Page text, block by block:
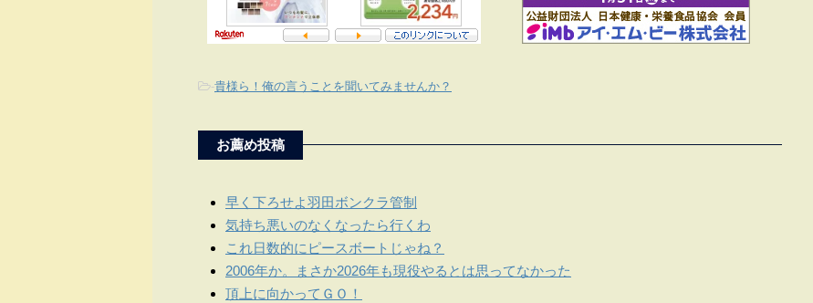
-貴様ら！俺の言うことを聞いてみませんか？
お薦め投稿
早く下ろせよ羽田ボンクラ管制
気持ち悪いのなくなったら行くわ
これ日数的にピースボートじゃね？
2006年か。まさか2026年も現役やるとは思ってなかった
頂上に向かってＧＯ！